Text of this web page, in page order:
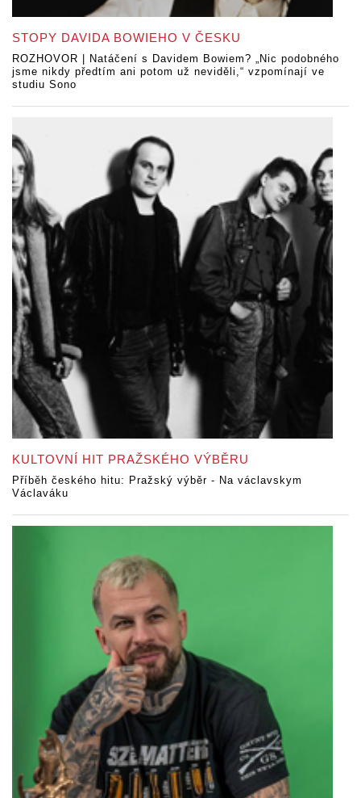
STOPY DAVIDA BOWIEHO V ČESKU
ROZHOVOR | Natáčení s Davidem Bowiem? „Nic podobného
jsme nikdy předtím ani potom už neviděli,“ vzpomínají ve
studiu Sono
KULTOVNÍ HIT PRAŽSKÉHO VÝBĚRU
Příběh českého hitu: Pražský výběr - Na václavskym
Václaváku